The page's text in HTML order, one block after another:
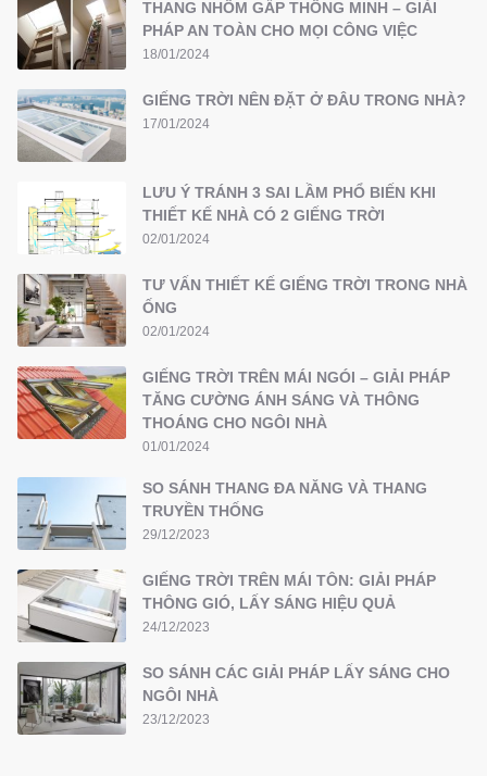
THANG NHÔM GẤP THÔNG MINH – GIẢI
PHÁP AN TOÀN CHO MỌI CÔNG VIỆC
18/01/2024
GIẾNG TRỜI NÊN ĐẶT Ở ĐÂU TRONG NHÀ?
17/01/2024
LƯU Ý TRÁNH 3 SAI LẦM PHỔ BIẾN KHI
THIẾT KẾ NHÀ CÓ 2 GIẾNG TRỜI
02/01/2024
TƯ VẤN THIẾT KẾ GIẾNG TRỜI TRONG NHÀ
ỐNG
02/01/2024
GIẾNG TRỜI TRÊN MÁI NGÓI – GIẢI PHÁP
TĂNG CƯỜNG ÁNH SÁNG VÀ THÔNG
THOÁNG CHO NGÔI NHÀ
01/01/2024
SO SÁNH THANG ĐA NĂNG VÀ THANG
TRUYỀN THỐNG
29/12/2023
GIẾNG TRỜI TRÊN MÁI TÔN: GIẢI PHÁP
THÔNG GIÓ, LẤY SÁNG HIỆU QUẢ
24/12/2023
SO SÁNH CÁC GIẢI PHÁP LẤY SÁNG CHO
NGÔI NHÀ
23/12/2023